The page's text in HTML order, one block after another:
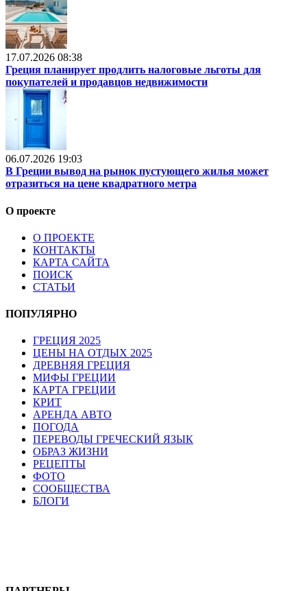
17.07.2026 08:38
Греция планирует продлить налоговые льготы для
покупателей и продавцов недвижимости
06.07.2026 19:03
В Греции вывод на рынок пустующего жилья может
отразиться на цене квадратного метра
О проекте
О ПРОЕКТЕ
КОНТАКТЫ
КАРТА САЙТА
ПОИСК
СТАТЬИ
ПОПУЛЯРНО
ГРЕЦИЯ 2025
ЦЕНЫ НА ОТДЫХ 2025
ДРЕВНЯЯ ГРЕЦИЯ
МИФЫ ГРЕЦИИ
КАРТА ГРЕЦИИ
КРИТ
АРЕНДА АВТО
ПОГОДА
ПЕРЕВОДЫ ГРЕЧЕСКИЙ ЯЗЫК
ОБРАЗ ЖИЗНИ
РЕЦЕПТЫ
ФОТО
СООБЩЕСТВА
БЛОГИ